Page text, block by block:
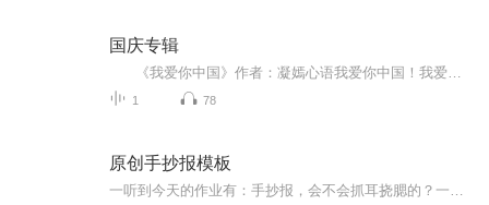
国庆专辑
1 78
原创手抄报模板